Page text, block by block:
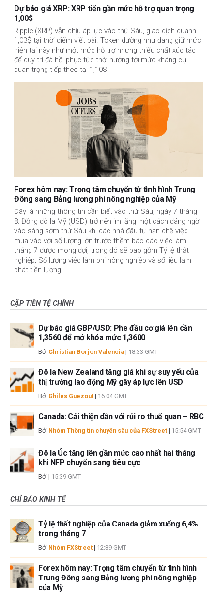
Dự báo giá XRP: XRP tiến gần mức hỗ trợ quan trọng
1,00$
Ripple (XRP) vẫn chịu áp lực vào thứ Sáu, giao dịch quanh
1,03$ tại thời điểm viết bài. Token dường như đang giữ mức
hiện tại này như một mức hỗ trợ nhưng thiếu chất xúc tác
để duy trì đà hồi phục tức thời hướng tới mức kháng cự
quan trọng tiếp theo tại 1,10$
Forex hôm nay: Trọng tâm chuyển từ tình hình Trung
Đông sang Bảng lương phi nông nghiệp của Mỹ
Đây là những thông tin cần biết vào thứ Sáu, ngày 7 tháng
8: Đồng đô la Mỹ (USD) trở nên im lặng một cách đáng ngờ
vào sáng sớm thứ Sáu khi các nhà đầu tư hạn chế việc
mua vào với số lượng lớn trước thềm báo cáo việc làm
tháng 7 được mong đợi, trong đó sẽ bao gồm Tỷ lệ thất
nghiệp, Số lượng việc làm phi nông nghiệp và số liệu lạm
phát tiền lương.
CẶP TIỀN TỆ CHÍNH
Dự báo giá GBP/USD: Phe đầu cơ giá lên cần
1,3560 để mở khóa mức 1,3600
Bởi Christian Borjon Valencia | 18:33 GMT
Đô la New Zealand tăng giá khi sự suy yếu của
thị trường lao động Mỹ gây áp lực lên USD
Bởi Ghiles Guezout | 16:04 GMT
Canada: Cải thiện dần với rủi ro thuế quan – RBC
Bởi Nhóm Thông tin chuyên sâu của FXStreet | 15:54 GMT
Đô la Úc tăng lên gần mức cao nhất hai tháng
khi NFP chuyển sang tiêu cực
Bởi | 15:39 GMT
CHỈ BÁO KINH TẾ
Tỷ lệ thất nghiệp của Canada giảm xuống 6,4%
trong tháng 7
Bởi Nhóm FXStreet | 12:39 GMT
Forex hôm nay: Trọng tâm chuyển từ tình hình
Trung Đông sang Bảng lương phi nông nghiệp
của Mỹ